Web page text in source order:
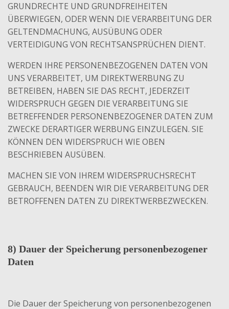
GRUNDRECHTE UND GRUNDFREIHEITEN
ÜBERWIEGEN, ODER WENN DIE VERARBEITUNG DER
GELTENDMACHUNG, AUSÜBUNG ODER
VERTEIDIGUNG VON RECHTSANSPRÜCHEN DIENT.
WERDEN IHRE PERSONENBEZOGENEN DATEN VON
UNS VERARBEITET, UM DIREKTWERBUNG ZU
BETREIBEN, HABEN SIE DAS RECHT, JEDERZEIT
WIDERSPRUCH GEGEN DIE VERARBEITUNG SIE
BETREFFENDER PERSONENBEZOGENER DATEN ZUM
ZWECKE DERARTIGER WERBUNG EINZULEGEN. SIE
KÖNNEN DEN WIDERSPRUCH WIE OBEN
BESCHRIEBEN AUSÜBEN.
MACHEN SIE VON IHREM WIDERSPRUCHSRECHT
GEBRAUCH, BEENDEN WIR DIE VERARBEITUNG DER
BETROFFENEN DATEN ZU DIREKTWERBEZWECKEN.
8) Dauer der Speicherung personenbezogener
Daten
Die Dauer der Speicherung von personenbezogenen